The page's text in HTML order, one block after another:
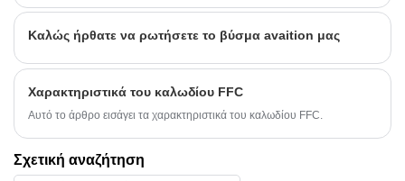
Καλώς ήρθατε να ρωτήσετε το βύσμα avaition μας
Χαρακτηριστικά του καλωδίου FFC
Αυτό το άρθρο εισάγει τα χαρακτηριστικά του καλωδίου FFC.
Σχετική αναζήτηση